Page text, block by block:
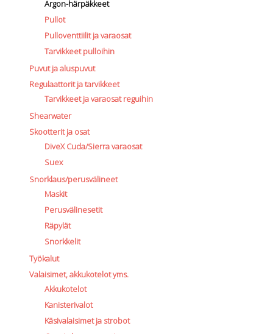
Argon-härpäkkeet
Pullot
Pulloventtiilit ja varaosat
Tarvikkeet pulloihin
Puvut ja aluspuvut
Regulaattorit ja tarvikkeet
Tarvikkeet ja varaosat reguihin
Shearwater
Skootterit ja osat
DiveX Cuda/Sierra varaosat
Suex
Snorklaus/perusvälineet
Maskit
Perusvälinesetit
Räpylät
Snorkkelit
Työkalut
Valaisimet, akkukotelot yms.
Akkukotelot
Kanisterivalot
Käsivalaisimet ja strobot